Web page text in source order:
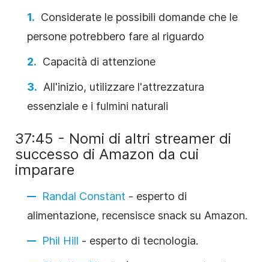
Considerate le possibili domande che le
persone potrebbero fare al riguardo
Capacità di attenzione
All'inizio, utilizzare l'attrezzatura
essenziale e i fulmini naturali
37:45 - Nomi di altri streamer di
successo di Amazon da cui
imparare
Randal Constant - esperto di
alimentazione, recensisce snack su Amazon.
Phil Hill - esperto di tecnologia.